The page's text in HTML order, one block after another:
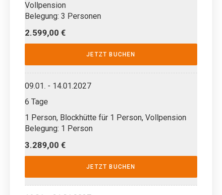
Vollpension
Belegung: 3 Personen
2.599,00 €
JETZT BUCHEN
09.01. - 14.01.2027
6 Tage
1 Person, Blockhütte für 1 Person, Vollpension
Belegung: 1 Person
3.289,00 €
JETZT BUCHEN